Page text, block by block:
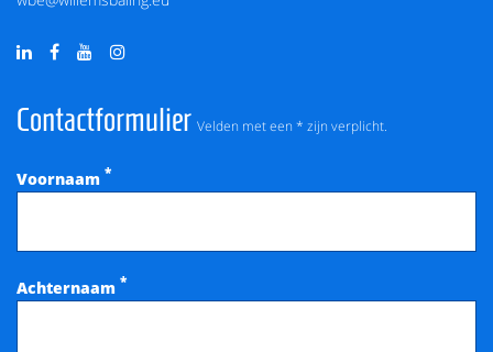
Contactformulier Velden met een * zijn verplicht.
Voornaam *
Achternaam *